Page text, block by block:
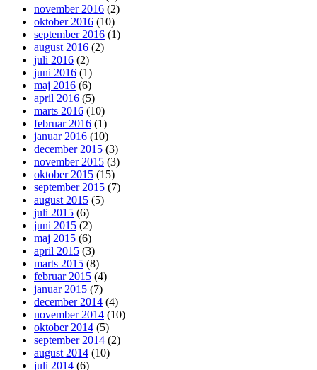
november 2016 (2)
oktober 2016 (10)
september 2016 (1)
august 2016 (2)
juli 2016 (2)
juni 2016 (1)
maj 2016 (6)
april 2016 (5)
marts 2016 (10)
februar 2016 (1)
januar 2016 (10)
december 2015 (3)
november 2015 (3)
oktober 2015 (15)
september 2015 (7)
august 2015 (5)
juli 2015 (6)
juni 2015 (2)
maj 2015 (6)
april 2015 (3)
marts 2015 (8)
februar 2015 (4)
januar 2015 (7)
december 2014 (4)
november 2014 (10)
oktober 2014 (5)
september 2014 (2)
august 2014 (10)
juli 2014 (6)